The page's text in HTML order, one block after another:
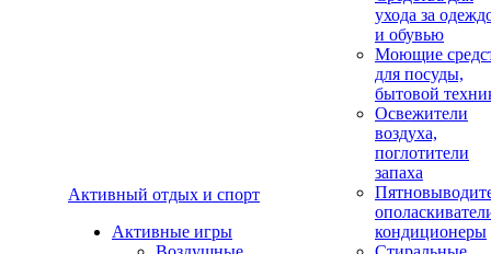
Активный отдых и спорт
Активные игры
ухода за
и обувью
Моющие
для посуды,
бытовой
Освежители
воздуха,
поглотители
запаха
кондиционеры